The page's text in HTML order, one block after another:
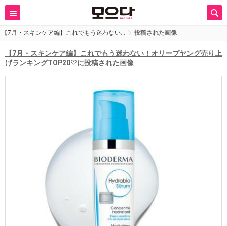
【7月・スキンケア編】これでもう迷わない… 投稿された画像
【7月・スキンケア編】これでもう迷わない！オリーブヤング売り上
げランキングTOP20♡に投稿された画像